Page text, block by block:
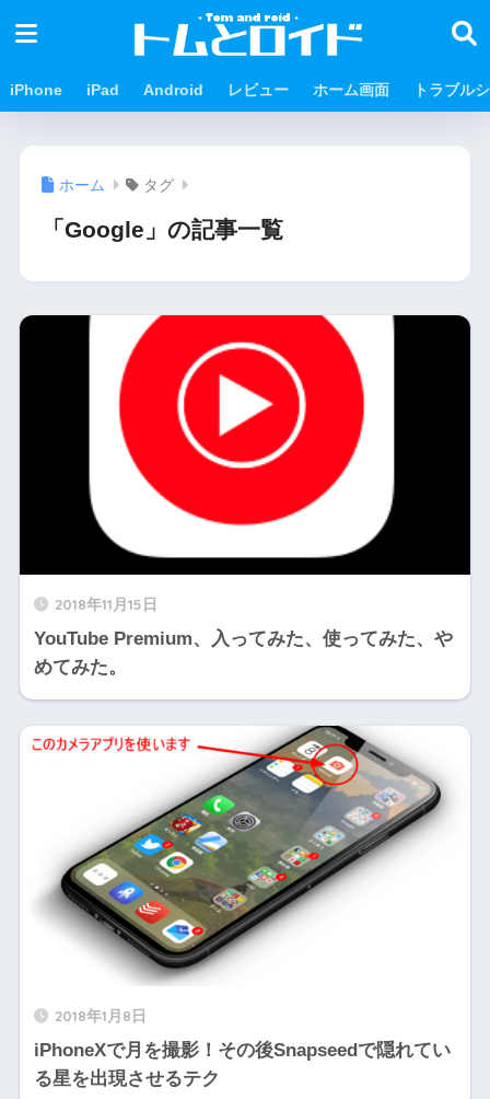
iPhone iPad Android レビュー ホーム画面 トラブル
ホーム タグ
「Google」の記事一覧
2018年11月15日
YouTube Premium、入ってみた、使ってみた、や
めてみた。
2018年1月8日
iPhoneXで月を撮影！その後Snapseedで隠れてい
る星を出現させるテク